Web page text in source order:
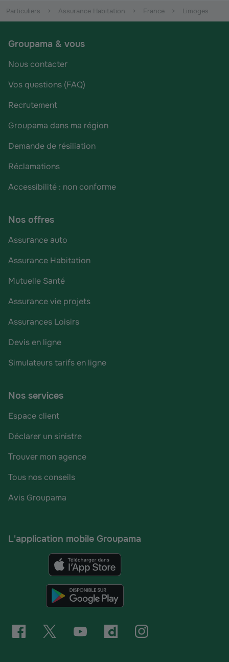
Particuliers Assurance Habitation France Limoges
Groupama & vous
Nous contacter
Vos questions (FAQ)
Recrutement
Groupama dans ma région
Demande de résiliation
Réclamations
Accessibilité : non conforme
Nos offres
Assurance auto
Assurance Habitation
Mutuelle Santé
Assurance vie projets
Assurances Loisirs
Devis en ligne
Simulateurs tarifs en ligne
Nos services
Espace client
Déclarer un sinistre
Trouver mon agence
Tous nos conseils
Avis Groupama
L'application mobile Groupama